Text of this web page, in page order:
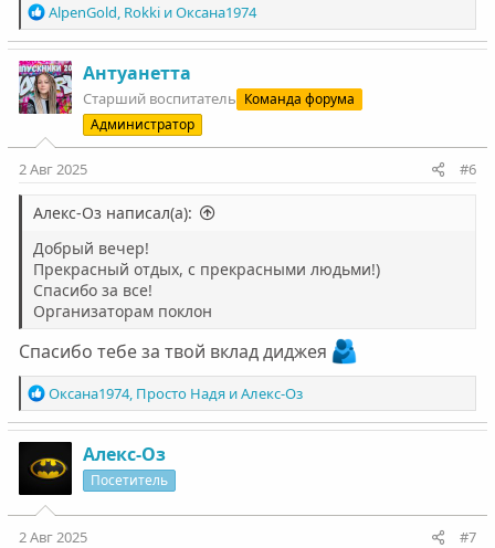
Р
е
а
к
ц
и
AlpenGold, RokkiиОксана1974
Антуанетта
Старший воспитатель Команда форума
Администратор
2 Авг 2025 #6
Алекс-Оз написал(а):
Добрый вечер!
Прекрасный отдых, с прекрасными людьми!)
Спасибо за все!
Организаторам поклон
Спасибо тебе за твой вклад диджея
Р
е
а
к
ц
и
и
:
Оксана1974, Просто НадяиАлекс-Оз
Алекс-Оз
Посетитель
2 Авг 2025 #7